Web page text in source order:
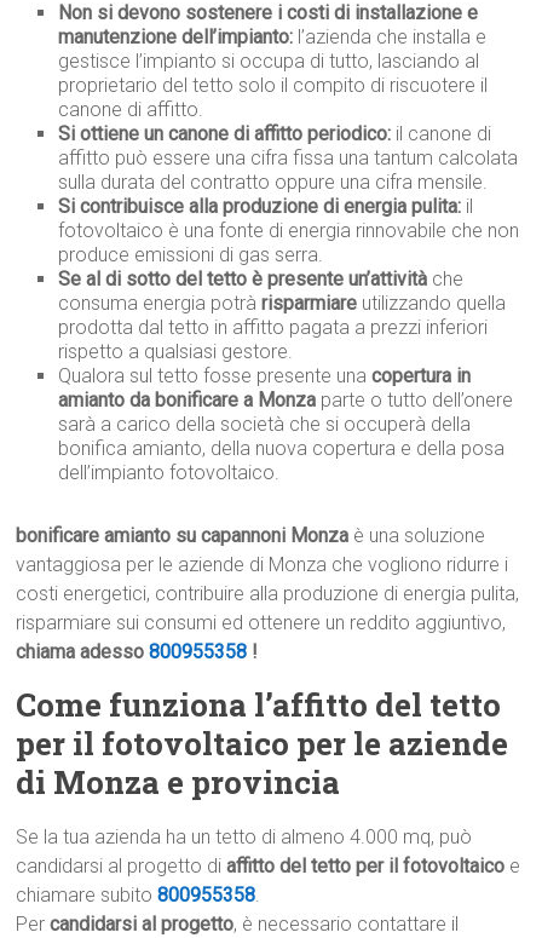
Non si devono sostenere i costi di installazione e
manutenzione dell’impianto: l’azienda che installa e
gestisce l’impianto si occupa di tutto, lasciando al
proprietario del tetto solo il compito di riscuotere il
canone di affitto.
Si ottiene un canone di affitto periodico: il canone di
affitto può essere una cifra fissa una tantum calcolata
sulla durata del contratto oppure una cifra mensile.
Si contribuisce alla produzione di energia pulita: il
fotovoltaico è una fonte di energia rinnovabile che non
produce emissioni di gas serra.
Se al di sotto del tetto è presente un’attività che
consuma energia potràrisparmiare utilizzando quella
prodotta dal tetto in affitto pagata a prezzi inferiori
rispetto a qualsiasi gestore.
Qualora sul tetto fosse presente unacopertura in
amianto da bonificare a Monza parte o tutto dell’onere
sarà a carico della società che si occuperà della
bonifica amianto, della nuova copertura e della posa
dell’impianto fotovoltaico.
bonificare amianto su capannoni Monza è una soluzione
vantaggiosa per le aziende di Monza che vogliono ridurre i
costi energetici, contribuire alla produzione di energia pulita,
risparmiare sui consumi ed ottenere un reddito aggiuntivo,
chiama adesso800955358 !
Come funziona l’affitto del tetto
per il fotovoltaico per le aziende
di Monza e provincia
Se la tua azienda ha un tetto di almeno 4.000 mq, può
candidarsi al progetto diaffitto del tetto per il fotovoltaico e
chiamare subito800955358.
Percandidarsi al progetto, è necessario contattare il